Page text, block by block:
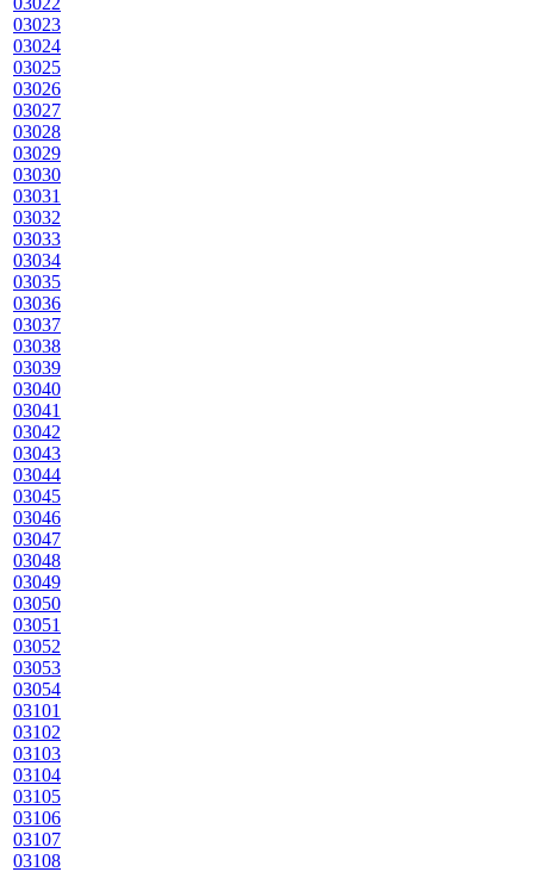
03023
03024
03025
03026
03027
03028
03029
03030
03031
03032
03033
03034
03035
03036
03037
03038
03039
03040
03041
03042
03043
03044
03045
03046
03047
03048
03049
03050
03051
03052
03053
03054
03101
03102
03103
03104
03105
03106
03107
03108